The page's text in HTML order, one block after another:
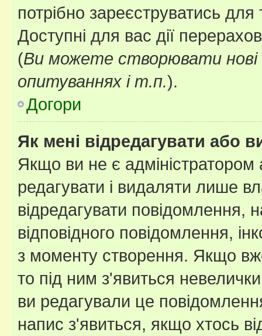
потрібно зареєструватись
Доступні для вас дії
(Ви можете створювати
опитуваннях і т.п.).
Догори
Як мені відредагувати або
Якщо ви не є
редагувати і видаляти лише
відредагувати повідомлення,
відповідного повідомлення,
з моменту створення. Якщо
то під ним з'явиться
ви редагували це
напис з'явиться, якщо хтось